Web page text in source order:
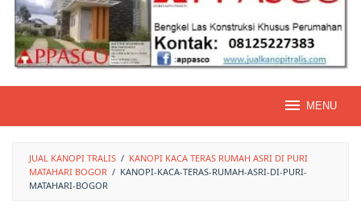
MENU
JUAL KANOPI TRALIS / KANOPI KACA TERAS RUMAH ASRI DI PURI
MATAHARI BOGOR / KANOPI-KACA-TERAS-RUMAH-ASRI-DI-PURI-
MATAHARI-BOGOR